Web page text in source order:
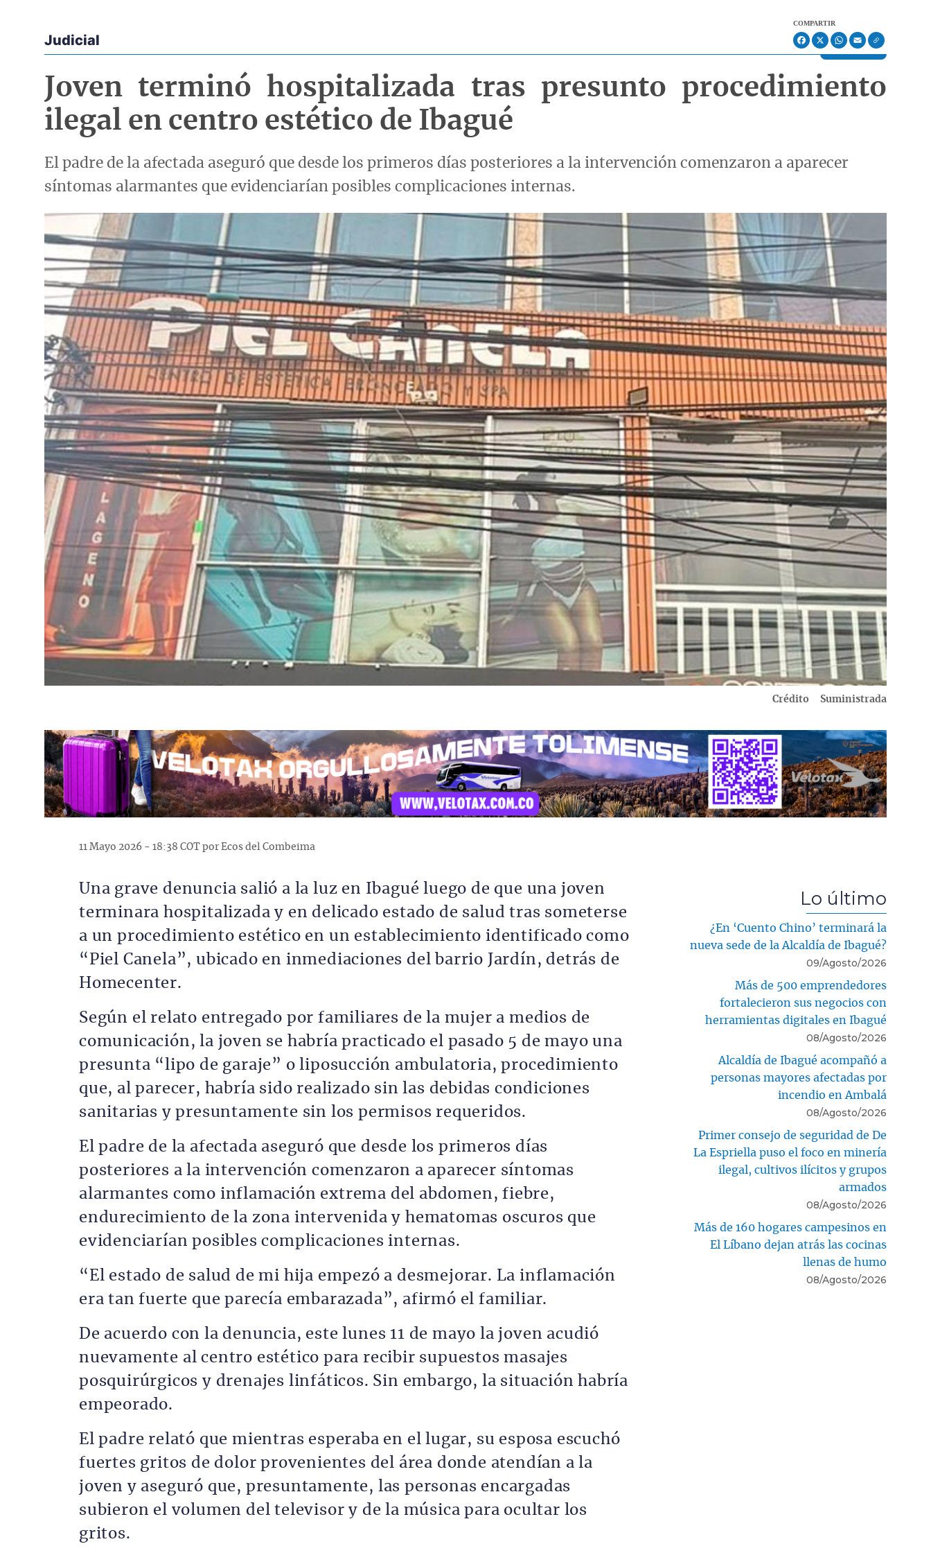
Econoticias y Eventos
Judicial
COMPARTIR
Facebook
X WhatsApp
Email
Joven terminó hospitalizada tras presunto procedimiento
ilegal en centro estético de Ibagué
El padre de la afectada aseguró que desde los primeros días posteriores a la intervención comenzaron a aparecer
síntomas alarmantes que evidenciarían posibles complicaciones internas.
Imagen
Crédito Suministrada
11 Mayo 2026 - 18:38 COT por Ecos del Combeima
Una grave denuncia salió a la luz en Ibagué luego de que una joven
terminara hospitalizada y en delicado estado de salud tras someterse
a un procedimiento estético en un establecimiento identificado como
“Piel Canela”, ubicado en inmediaciones del barrio Jardín, detrás de
Homecenter.
Según el relato entregado por familiares de la mujer a medios de
comunicación, la joven se habría practicado el pasado 5 de mayo una
presunta “lipo de garaje” o liposucción ambulatoria, procedimiento
que, al parecer, habría sido realizado sin las debidas condiciones
sanitarias y presuntamente sin los permisos requeridos.
El padre de la afectada aseguró que desde los primeros días
posteriores a la intervención comenzaron a aparecer síntomas
alarmantes como inflamación extrema del abdomen, fiebre,
endurecimiento de la zona intervenida y hematomas oscuros que
evidenciarían posibles complicaciones internas.
“El estado de salud de mi hija empezó a desmejorar. La inflamación
era tan fuerte que parecía embarazada”, afirmó el familiar.
De acuerdo con la denuncia, este lunes 11 de mayo la joven acudió
nuevamente al centro estético para recibir supuestos masajes
posquirúrgicos y drenajes linfáticos. Sin embargo, la situación habría
empeorado.
El padre relató que mientras esperaba en el lugar, su esposa escuchó
fuertes gritos de dolor provenientes del área donde atendían a la
joven y aseguró que, presuntamente, las personas encargadas
subieron el volumen del televisor y de la música para ocultar los
gritos.
Lo último
¿En ‘Cuento Chino’ terminará la
nueva sede de la Alcaldía de Ibagué?
09/Agosto/2026
Más de 500 emprendedores
fortalecieron sus negocios con
herramientas digitales en Ibagué
08/Agosto/2026
Alcaldía de Ibagué acompañó a
personas mayores afectadas por
incendio en Ambalá
08/Agosto/2026
Primer consejo de seguridad de De
La Espriella puso el foco en minería
ilegal, cultivos ilícitos y grupos
armados
08/Agosto/2026
Más de 160 hogares campesinos en
El Líbano dejan atrás las cocinas
llenas de humo
08/Agosto/2026